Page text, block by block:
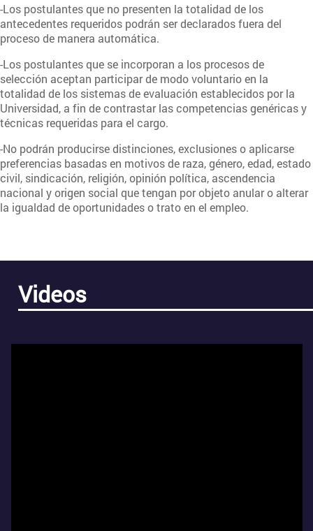
-Los postulantes que no presenten la totalidad de los
antecedentes requeridos podrán ser declarados fuera del
proceso de manera automática.
-Los postulantes que se incorporan a los procesos de
selección aceptan participar de modo voluntario en la
totalidad de los sistemas de evaluación establecidos por la
Universidad, a fin de contrastar las competencias genéricas y
técnicas requeridas para el cargo.
-No podrán producirse distinciones, exclusiones o aplicarse
preferencias basadas en motivos de raza, género, edad, estado
civil, sindicación, religión, opinión política, ascendencia
nacional y origen social que tengan por objeto anular o alterar
la igualdad de oportunidades o trato en el empleo.
Videos